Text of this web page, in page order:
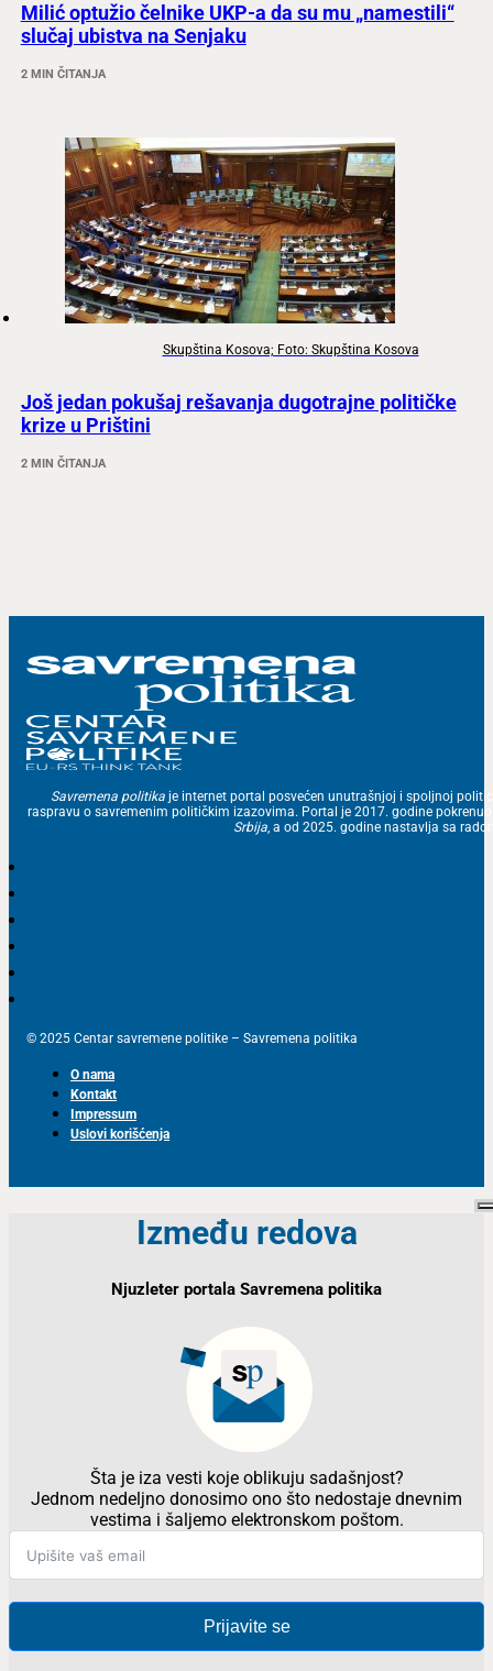
Milić optužio čelnike UKP-a da su mu „namestili“
slučaj ubistva na Senjaku
2 MIN ČITANJA
Skupština Kosova; Foto: Skupština Kosova
Još jedan pokušaj rešavanja dugotrajne političke
krize u Prištini
2 MIN ČITANJA
Savremena politika je internet portal posvećen unutrašnjoj i spoljnoj
raspravu o savremenim političkim izazovima. Portal je 2017. godine
Srbija , a od 2025. godine nastavlja sa
© 2025 Centar savremene politike – Savremena politika
O nama
Kontakt
Impressum
Uslovi korišćenja
Između redova
Njuzleter portala Savremena politika
Šta je iza vesti koje oblikuju sadašnjost?
Jednom nedeljno donosimo ono što nedostaje dnevnim
vestima i šaljemo elektronskom poštom.
Prijavite se